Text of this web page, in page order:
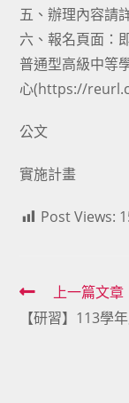
五、辦理內容請
六、報名頁面：
普通型高級中等
心(https://
公文
實施計畫
Post Views:
Read
more
上一篇文章
【研習】113學